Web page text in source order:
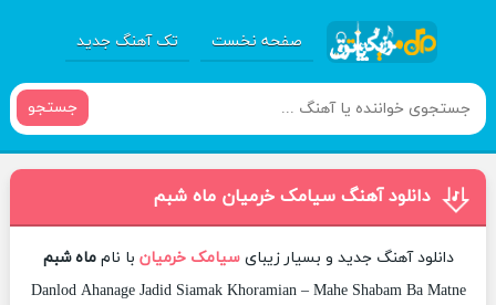
صفحه نخست تک آهنگ جدید
جستجو
دانلود آهنگ سیامک خرمیان ماه شبم
دانلود آهنگ جدید و بسیار زیبایسیامک خرمیان با نامماه شبم
Danlod Ahanage Jadid Siamak Khoramian – Mahe Shabam Ba Matne